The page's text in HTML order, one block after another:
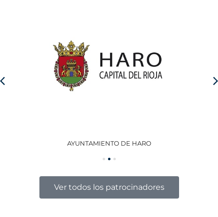
AYUNTAMIENTO DE HARO
Ver todos los patrocinadores